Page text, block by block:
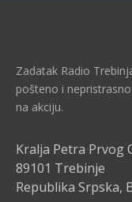
Zadatak Radio
pošteno i
na akciju.
Kralja Petra Prvog
89101 Trebinje
Republika Srpska,